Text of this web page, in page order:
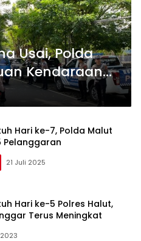
Usai, Polda
Kendaraan
Hari ke-7, Polda Malut
Pelanggaran
21 Juli 2025
Hari ke-5 Polres Halut,
Terus Meningkat